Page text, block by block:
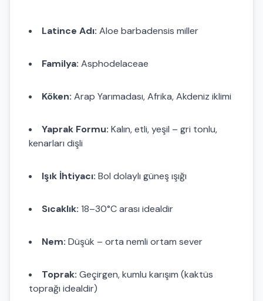
Latince Adı: Aloe barbadensis miller
Familya: Asphodelaceae
Köken: Arap Yarımadası, Afrika, Akdeniz iklimi
Yaprak Formu: Kalın, etli, yeşil – gri tonlu,
kenarları dişli
Işık İhtiyacı: Bol dolaylı güneş ışığı
Sıcaklık: 18–30°C arası idealdir
Nem: Düşük – orta nemli ortam sever
Toprak: Geçirgen, kumlu karışım (kaktüs
toprağı idealdir)